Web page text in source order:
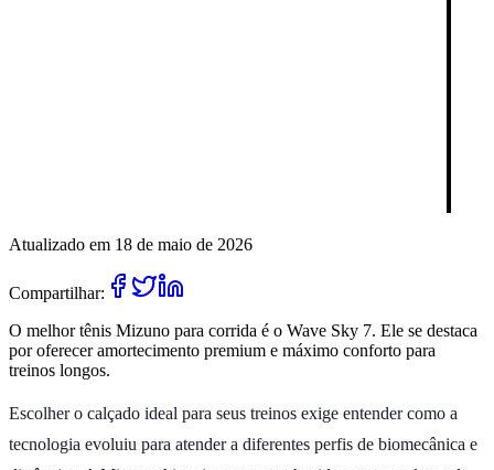
Atualizado em 18 de maio de 2026
Compartilhar:
O melhor tênis Mizuno para corrida é o Wave Sky 7. Ele se destaca
por oferecer amortecimento premium e máximo conforto para
treinos longos.
Escolher o calçado ideal para seus treinos exige entender como a
tecnologia evoluiu para atender a diferentes perfis de biomecânica e